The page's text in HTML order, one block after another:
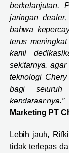
berkelanjutan.
jaringan
bahwa
terus
kami
sekitarnya,
teknologi
bagi seluruh
kendaraannya.”
Marketing PT
Lebih jauh,
tidak terlepas